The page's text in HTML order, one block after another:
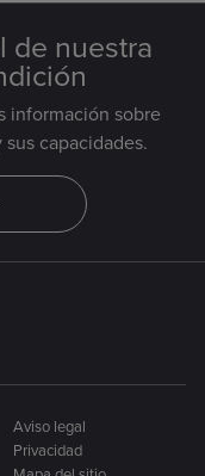
de nuestra
información sobre
capacidades.
Aviso legal
Privacidad